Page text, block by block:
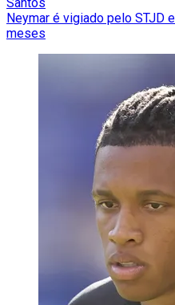
Neymar é vigiado pelo STJD
meses